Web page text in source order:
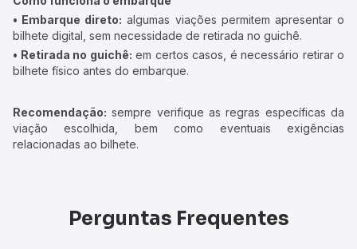
• Embarque direto: algumas viações permitem apresentar o
bilhete digital, sem necessidade de retirada no guichê.
• Retirada no guichê: em certos casos, é necessário retirar o
bilhete físico antes do embarque.
Recomendação: sempre verifique as regras específicas da
viação escolhida, bem como eventuais exigências
relacionadas ao bilhete.
Perguntas Frequentes